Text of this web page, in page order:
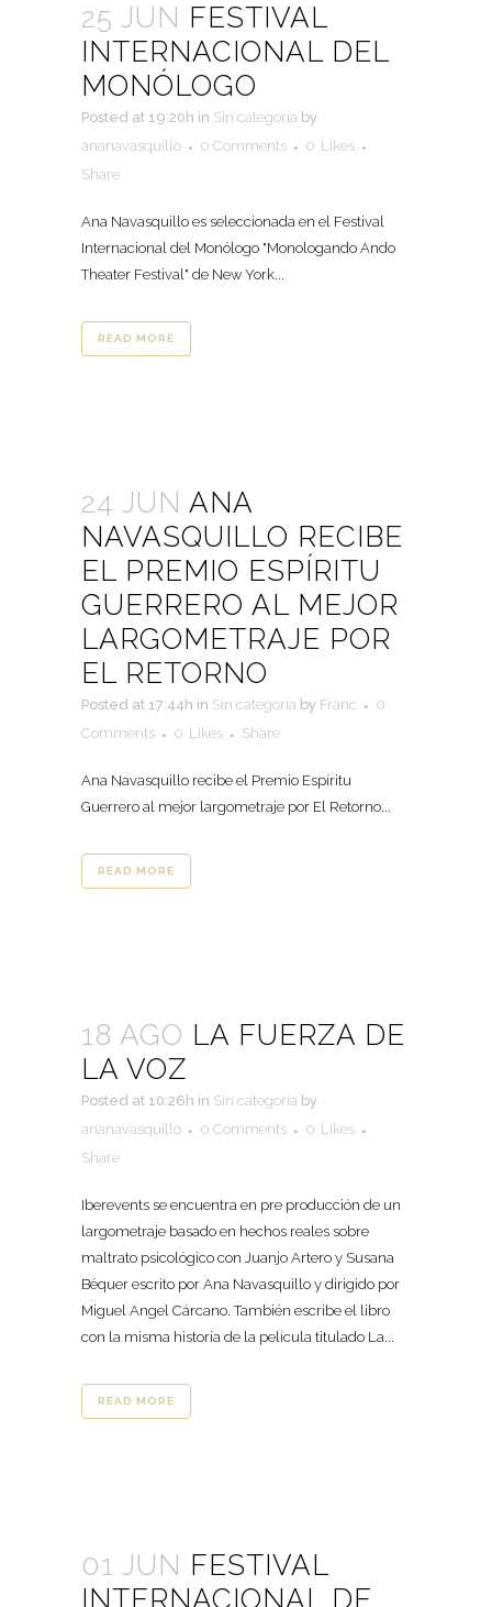
25 JUN FESTIVAL
INTERNACIONAL DEL
MONÓLOGO
Posted at 19:20h in Sin categoría by
ananavasquillo
0 Comments 0 Likes
Share
Ana Navasquillo es seleccionada en el Festival
Internacional del Monólogo "Monologando Ando
Theater Festival" de New York...
READ MORE
24 JUN ANA
NAVASQUILLO RECIBE
EL PREMIO ESPÍRITU
GUERRERO AL MEJOR
LARGOMETRAJE POR
EL RETORNO
Posted at 17:44h in Sin categoría by Franc
0
Comments
0 Likes Share
Ana Navasquillo recibe el Premio Espíritu
Guerrero al mejor largometraje por El Retorno...
READ MORE
18 AGO LA FUERZA DE
LA VOZ
Posted at 10:26h in Sin categoría by
ananavasquillo
0 Comments 0 Likes
Share
Iberevents se encuentra en pre producción de un
largometraje basado en hechos reales sobre
maltrato psicológico con Juanjo Artero y Susana
Béquer escrito por Ana Navasquillo y dirigido por
Miguel Angel Cárcano. También escribe el libro
con la misma historia de la película titulado La...
READ MORE
01 JUN FESTIVAL
INTERNACIONAL DE